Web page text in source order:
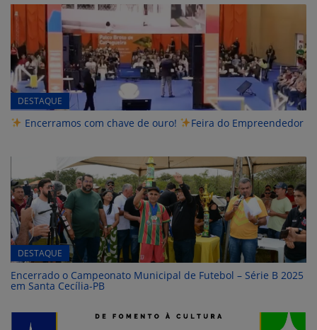
DESTAQUE
Encerramos com chave de ouro! Feira do Empreendedor
DESTAQUE
Encerrado o Campeonato Municipal de Futebol – Série B 2025
em Santa Cecília-PB